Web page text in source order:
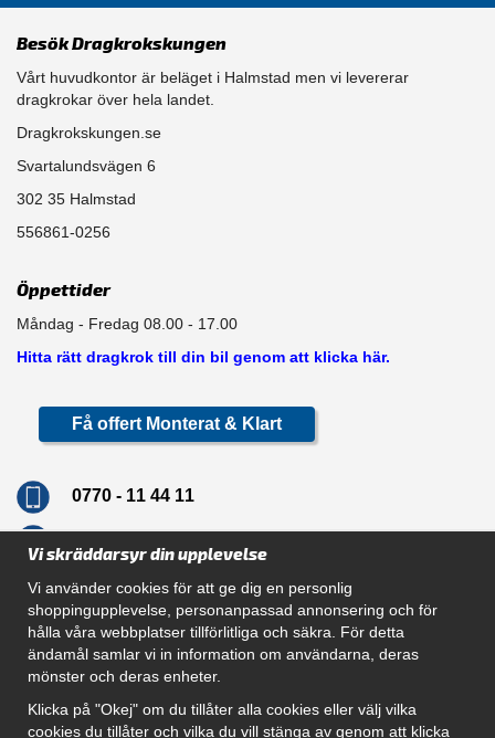
Besök Dragkrokskungen
Vårt huvudkontor är beläget i Halmstad men vi levererar
dragkrokar över hela landet.
Dragkrokskungen.se
Svartalundsvägen 6
302 35 Halmstad
556861-0256
Öppettider
Måndag - Fredag 08.00 - 17.00
Hitta rätt dragkrok till din bil genom att klicka här.
Få offert Monterat & Klart
0770 - 11 44 11
Navigation
Hur beställer jag
Gör Det Själv Paket
Montera dragkrok
Vi skräddarsyr din upplevelse
Vi använder cookies för att ge dig en personlig
shoppingupplevelse, personanpassad annonsering och för
hålla våra webbplatser tillförlitliga och säkra. För detta
ändamål samlar vi in information om användarna, deras
mönster och deras enheter.
Klicka på "Okej" om du tillåter alla cookies eller välj vilka
cookies du tillåter och vilka du vill stänga av genom att klicka